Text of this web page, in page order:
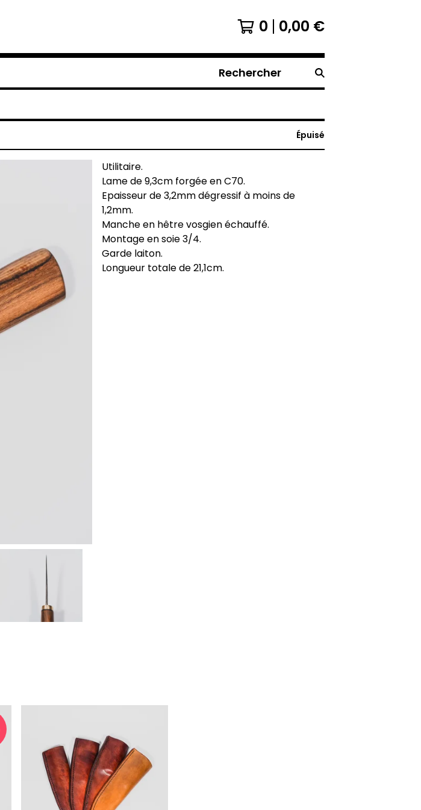
0 0,00 €
Rechercher
Épuisé
Utilitaire.
Lame de 9,3cm forgée en C70.
Epaisseur de 3,2mm dégressif à moins de
1,2mm.
Manche en hêtre vosgien échauffé.
Montage en soie 3/4.
Garde laiton.
Longueur totale de 21,1cm.